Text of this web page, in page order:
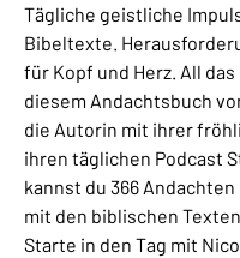
Tägliche geistliche
Bibeltexte.
für Kopf und Herz. All
diesem Andachtsbuch
die Autorin mit ihrer
ihren täglichen Podcast
kannst du 366
mit den biblischen
Starte in den Tag mit